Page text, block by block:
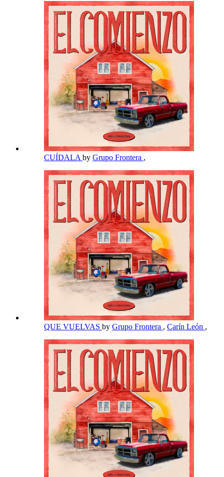
CUÍDALA by Grupo Frontera ,
QUE VUELVAS by Grupo Frontera , Carín León ,